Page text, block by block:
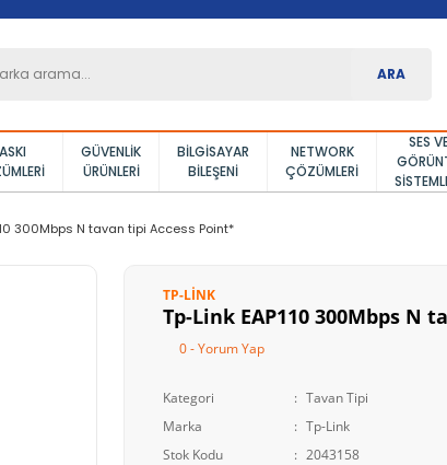
ARA
GÜVENLIK
ÜRÜNLERI
BILGISAYAR
BILEŞENI
NETWORK
ÇÖZÜMLERI
SES
300Mbps N tavan tipi Access Point*
TP-LINK
Tp-Link EAP110 300Mbps N
0 - Yorum Yap
Kategori
Tavan Tipi
Marka
Tp-Link
Stok Kodu
2043158